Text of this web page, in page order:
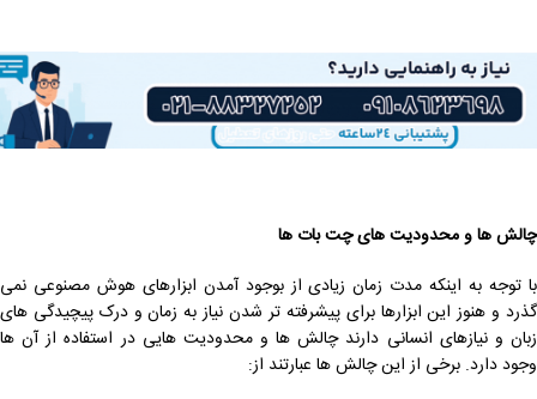
چالش ‌ها و محدودیت‌ های چت بات ‌ها
با توجه به اینکه مدت زمان زیادی از بوجود آمدن ابزارهای هوش مصنوعی نمی
گذرد و هنوز این ابزارها برای پیشرفته تر شدن نیاز به زمان و درک پیچیدگی های
زبان و نیازهای انسانی دارند چالش ها و محدودیت هایی در استفاده از آن ها
وجود دارد. برخی از این چالش ‌ها عبارتند از: